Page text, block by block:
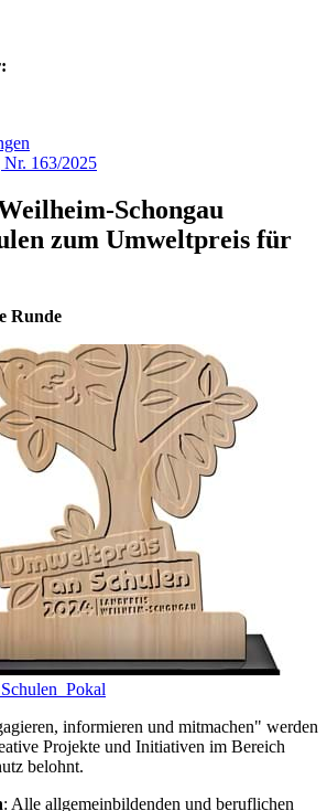
Nr. 163/2025
Schongau
zum Umweltpreis für
Runde
informieren und mitmachen" werden
Projekte und Initiativen im Bereich
belohnt.
: Alle allgemeinbildenden und beruflichen